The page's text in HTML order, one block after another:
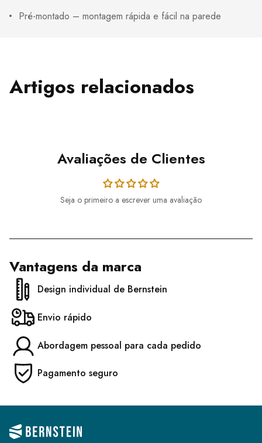
Pré-montado – montagem rápida e fácil na parede
Artigos relacionados
Avaliações de Clientes
Seja o primeiro a escrever uma avaliação
Vantagens da marca
Design individual de Bernstein
Envio rápido
Abordagem pessoal para cada pedido
Pagamento seguro